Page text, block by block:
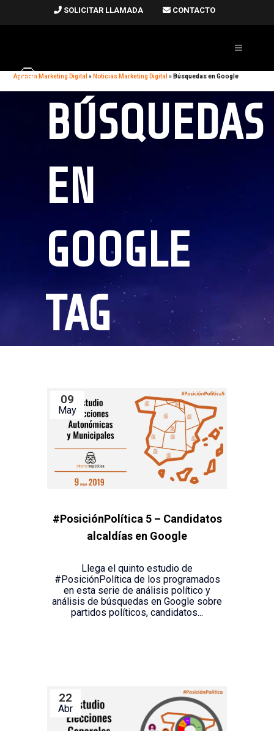
SOLICITAR LLAMADA CONTACTO
Agencia Marketing Digital » Noticias Marketing Digital » Búsquedas en Google
BÚSQUEDAS
EN
GOOGLE
TAG
09
May
#PosiciónPolítica 5 – Candidatos
alcaldías en Google
Llega el quinto estudio de
#PosiciónPolítica de los programados
en esta serie de análisis político y
análisis de búsquedas en Google sobre
partidos políticos, candidatos...
22
Abr